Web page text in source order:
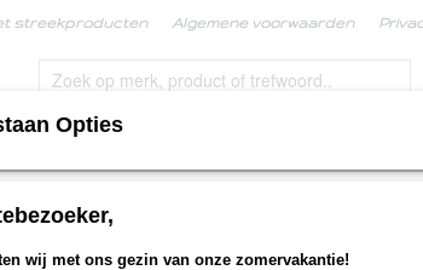
streekproducten Algemene voorwaarden
LIMBURGSE
>Wandel knapzak Roerdalen
Opties
wij met ons gezin van onze zomervakantie!